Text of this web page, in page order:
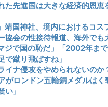
た先進国は大きな経済的恩
靖国神社、境内におけるコ
協会の性接待報道、海外で
で国の恥だ」「2002年ま
蹴り飛ばすね」
イナ侵攻をやめられないのか
がロンドン五輪銅メダルは
」